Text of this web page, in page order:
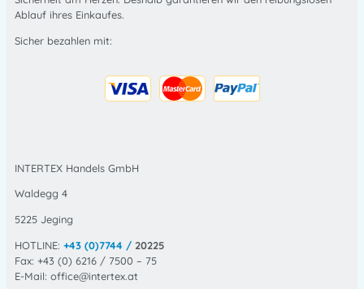
Ablauf ihres Einkaufes.
Sicher bezahlen mit:
INTERTEX Handels GmbH
Waldegg 4
5225 Jeging
HOTLINE: +43 (0)7744 / 20225
Fax: +43 (0) 6216 / 7500 – 75
E-Mail: office@intertex.at